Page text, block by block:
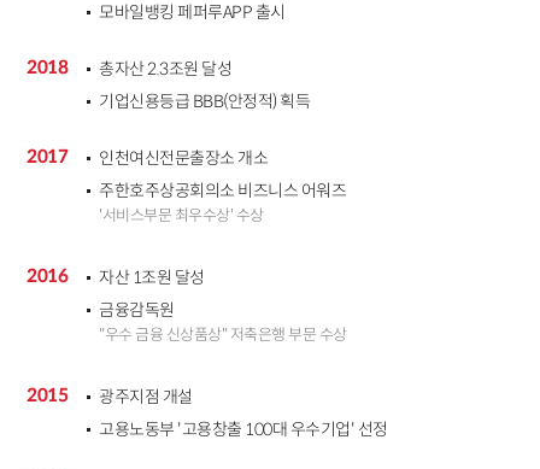
모바일뱅킹 페퍼루APP 출시
2018
총자산 2.3조원 달성
기업신용등급 BBB(안정적) 획득
2017
인천여신전문출장소 개소
주한호주상공회의소 비즈니스 어워즈
'서비스부문 최우수상' 수상
2016
자산 1조원 달성
금융감독원
"우수 금융 신상품상" 저축은행 부문 수상
2015
광주지점 개설
고용노동부 '고용창출 100대 우수기업' 선정